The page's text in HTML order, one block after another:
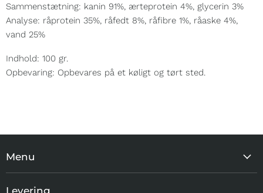
Sammenstætning: kanin 91%, ærteprotein 4%, glycerin 3%
Analyse: råprotein 35%, råfedt 8%, råfibre 1%, råaske 4%,
vand 25%
Indhold: 100 gr.
Opbevaring: Opbevares på et køligt og tørt sted.
Menu